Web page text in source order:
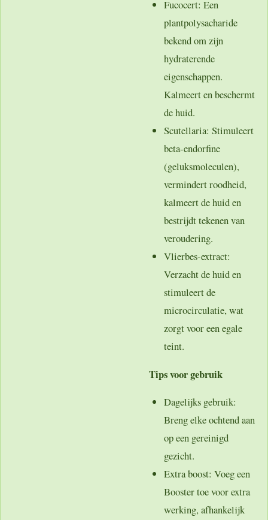
Fucocert: Een
plantpolysacharide
bekend om zijn
hydraterende
eigenschappen.
Kalmeert en beschermt
de huid.
Scutellaria: Stimuleert
beta-endorfine
(geluksmoleculen),
vermindert roodheid,
kalmeert de huid en
bestrijdt tekenen van
veroudering.
Vlierbes-extract:
Verzacht de huid en
stimuleert de
microcirculatie, wat
zorgt voor een egale
teint.
Tips voor gebruik
Dagelijks gebruik:
Breng elke ochtend aan
op een gereinigd
gezicht.
Extra boost: Voeg een
Booster toe voor extra
werking, afhankelijk